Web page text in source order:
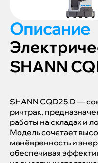
Описание
SHANN
SHANN CQD25 D —
ричтрак,
работы на складах и
Модель сочетает
манёвренность и
обеспечивая